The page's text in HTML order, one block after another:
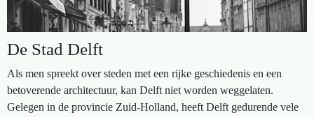
De Stad Delft
Als men spreekt over steden met een rijke geschiedenis en een
betoverende architectuur, kan Delft niet worden weggelaten.
Gelegen in de provincie Zuid-Holland, heeft Delft gedurende vele